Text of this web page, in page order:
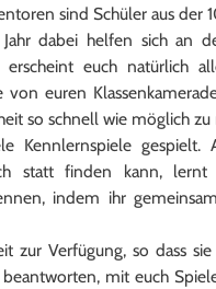
sind Schüler aus der
dabei helfen sich an
euch natürlich
euren
so schnell wie möglich
Kennlernspiele gespielt.
statt finden kann, lernt
indem ihr
zur Verfügung, so dass
mit euch